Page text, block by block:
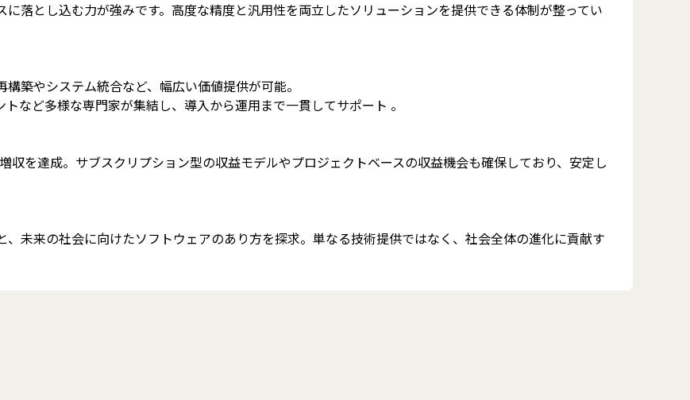
落とし込む力が強みです。高度な精度と汎用性を両立したソリューションを提供できる体制が整ってい
築やシステム統合など、幅広い価値提供が可能。
など多様な専門家が集結し、導入から運用まで一貫してサポート 。
収を達成。サブスクリプション型の収益モデルやプロジェクトベースの収益機会も確保しており、安定し
、未来の社会に向けたソフトウェアのあり方を探求。単なる技術提供ではなく、社会全体の進化に貢献す